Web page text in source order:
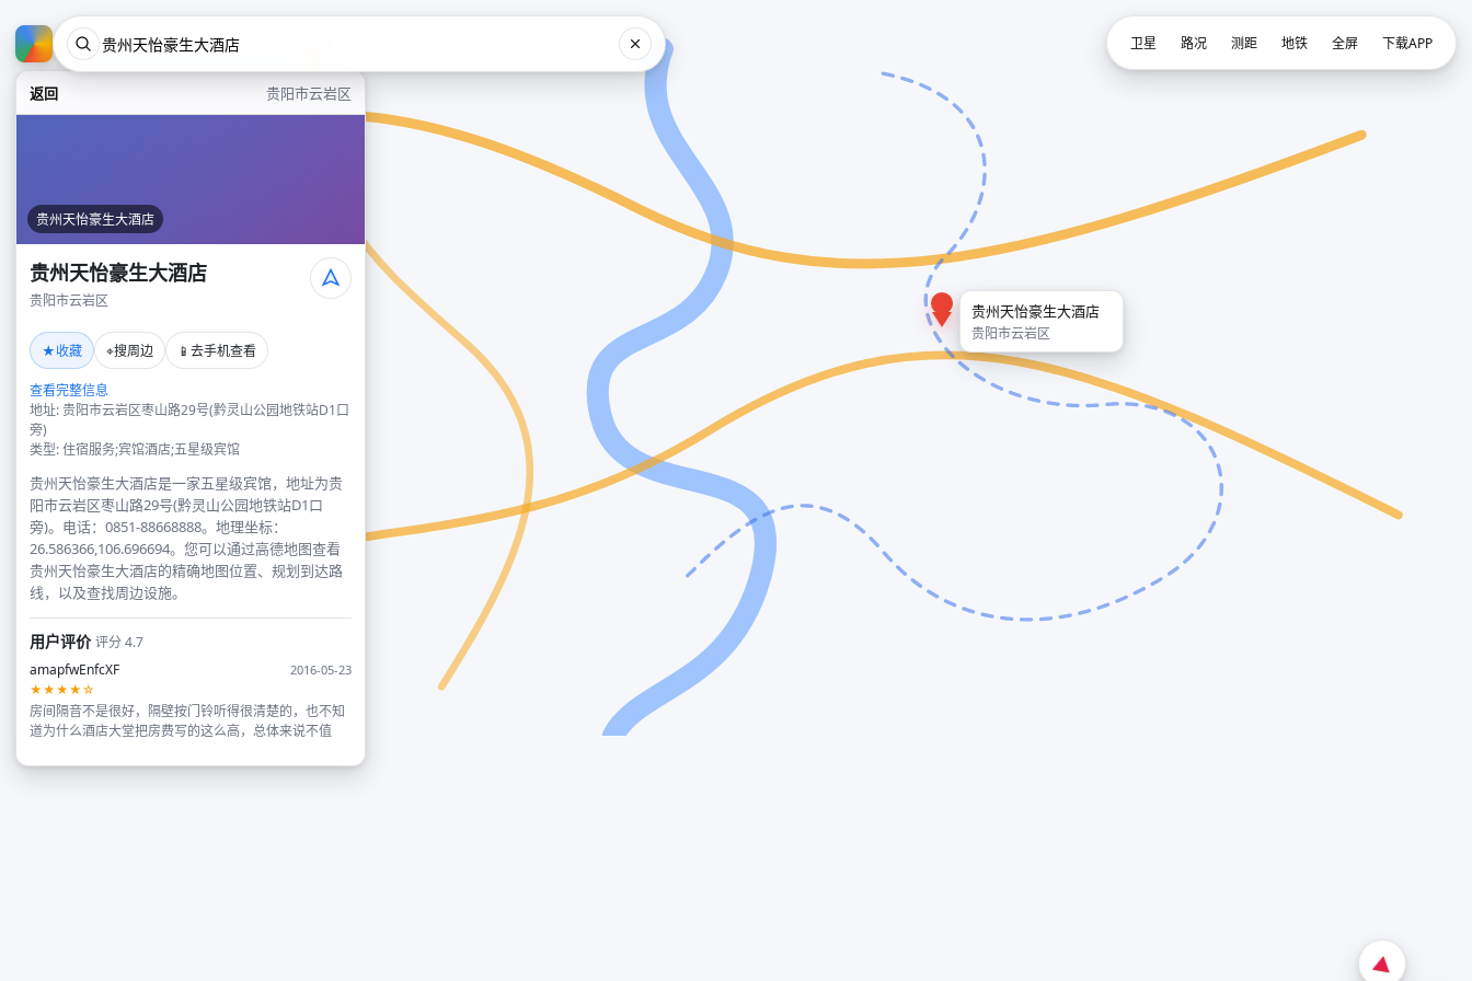
返回 贵阳市云岩区
贵州天怡豪生大酒店
贵州天怡豪生大酒店
贵阳市云岩区
★收藏 ⌖搜周边 📱 去手机查看
查看完整信息
地址: 贵阳市云岩区枣山路29号(黔灵山公园地铁站D1口
旁)
类型: 住宿服务;宾馆酒店;五星级宾馆
贵州天怡豪生大酒店是一家五星级宾馆，地址为贵
阳市云岩区枣山路29号(黔灵山公园地铁站D1口
旁)。电话：0851-88668888。地理坐标：
26.586366,106.696694。您可以通过高德地图查看
贵州天怡豪生大酒店的精确地图位置、规划到达路
线，以及查找周边设施。
用户评价评分 4.7
amapfwEnfcXF
2016-05-23
★★★★☆
房间隔音不是很好，隔壁按门铃听得很清楚的，也不知
道为什么酒店大堂把房费写的这么高，总体来说不值
贵州天怡豪生大酒店
贵阳市云岩区
卫星 路况 测距 地铁 全屏 下载APP